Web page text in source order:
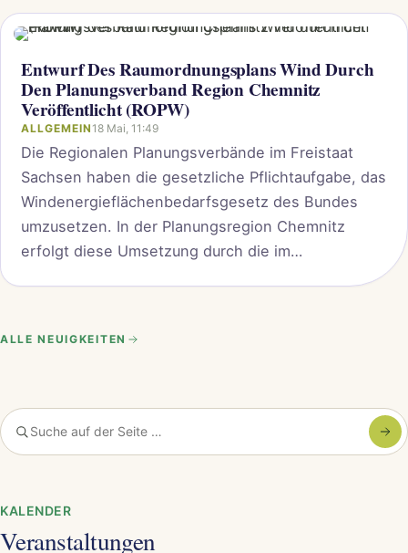
Entwurf Des Raumordnungsplans Wind Durch
Den Planungsverband Region Chemnitz
Veröffentlicht (ROPW)
ALLGEMEIN18 Mai, 11:49
Die Regionalen Planungsverbände im Freistaat
Sachsen haben die gesetzliche Pflichtaufgabe, das
Windenergieflächenbedarfsgesetz des Bundes
umzusetzen. In der Planungsregion Chemnitz
erfolgt diese Umsetzung durch die im
diesem…
ALLE NEUIGKEITEN
KALENDER
Veranstaltungen